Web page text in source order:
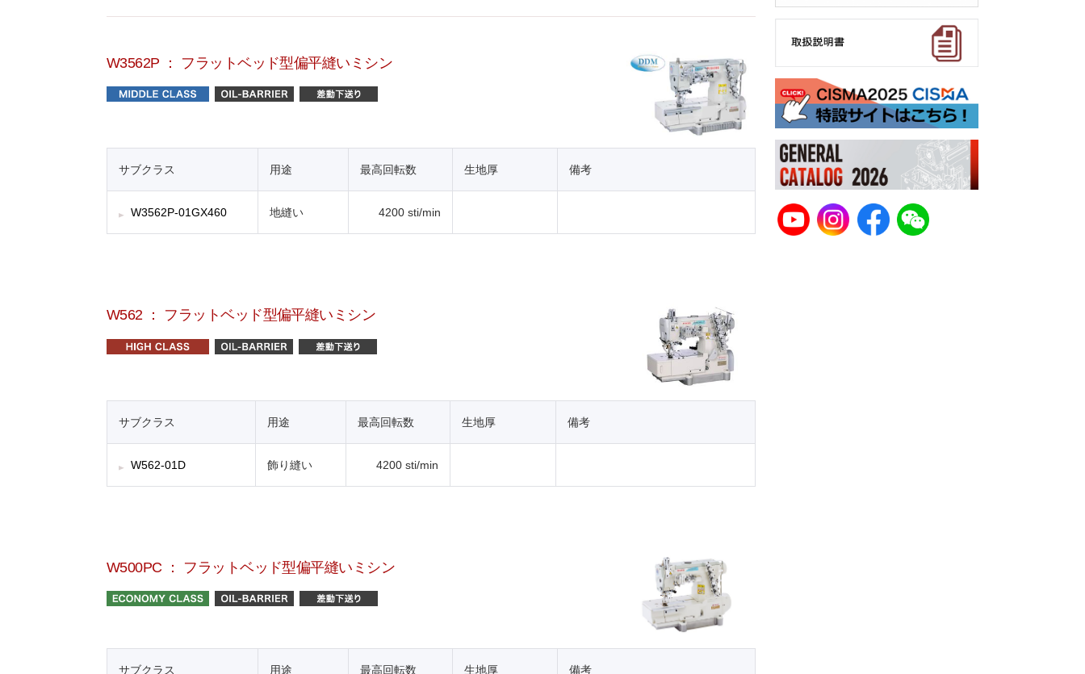
W3562P ： フラットベッド型偏平縫いミシン
サブクラス 用途 最高回転数 生地厚 備考
W3562P-01GX460 地縫い 4200 sti/min
W562 ： フラットベッド型偏平縫いミシン
サブクラス 用途 最高回転数 生地厚 備考
W562-01D 飾り縫い 4200 sti/min
W500PC ： フラットベッド型偏平縫いミシン
サブクラス 用途 最高回転数 生地厚 備考